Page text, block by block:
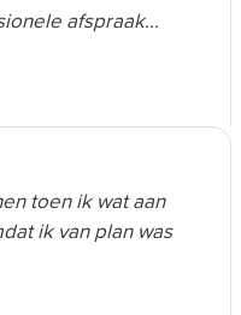
afspraak
toen ik wat aan
ik van plan was